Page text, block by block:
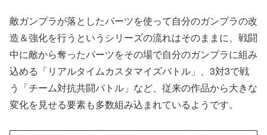
敵ガンプラが落としたパーツを使って自分のガンプラの改
造＆強化を行うというシリーズの流れはそのままに、戦闘
中に敵から奪ったパーツをその場で自分のガンプラに組み
込める「リアルタイムカスタマイズバトル」、3対3で戦
う「チーム対抗共闘バトル」など、従来の作品から大きな
変化を見せる要素も多数組み込まれているようです。